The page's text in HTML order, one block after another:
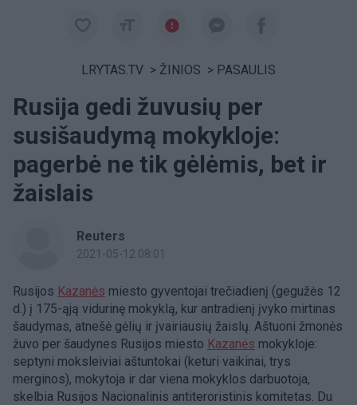
LRYTAS.TV > ŽINIOS > PASAULIS
Rusija gedi žuvusių per
susišaudymą mokykloje:
pagerbė ne tik gėlėmis, bet ir
žaislais
Reuters
2021-05-12 08:01
Rusijos Kazanės miesto gyventojai trečiadienį (gegužės 12
d.) į 175-ąją vidurinę mokyklą, kur antradienį įvyko mirtinas
šaudymas, atnešė gėlių ir įvairiausių žaislų. Aštuoni žmonės
žuvo per šaudynes Rusijos miesto Kazanės mokykloje:
septyni moksleiviai aštuntokai (keturi vaikinai, trys
merginos), mokytoja ir dar viena mokyklos darbuotoja,
skelbia Rusijos Nacionalinis antiteroristinis komitetas. Du